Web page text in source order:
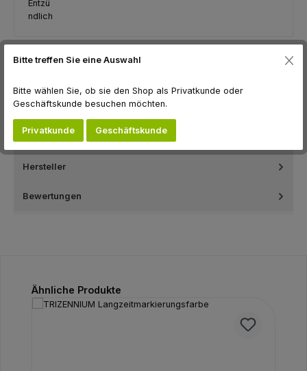
Beschreibung
der SELECT-Markierungsfarbe: dezente unauffällige blei- und
c…Mehr
Hersteller
Bewertungen
Produktgalerie überspringen
Ähnliche Produkte
Bitte treffen Sie eine Auswahl
Bitte wählen Sie, ob sie den Shop als Privatkunde oder
Geschäftskunde besuchen möchten.
Privatkunde Geschäftskunde